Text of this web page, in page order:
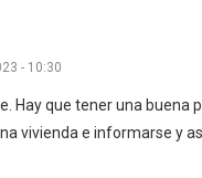
- 10:30
Hay que tener una buena
vivienda e informarse y